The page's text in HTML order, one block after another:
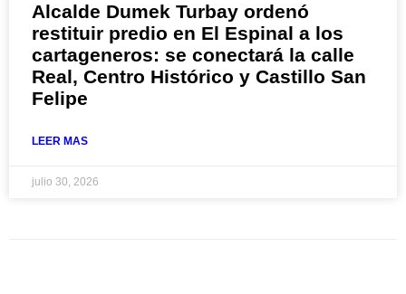
Alcalde Dumek Turbay ordenó
restituir predio en El Espinal a los
cartageneros: se conectará la calle
Real, Centro Histórico y Castillo San
Felipe
LEER MAS
julio 30, 2026